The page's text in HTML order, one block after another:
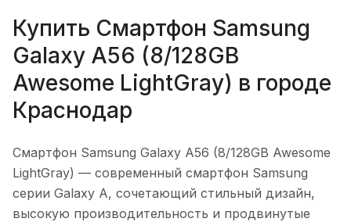
Купить Смартфон Samsung
Galaxy A56 (8/128GB
Awesome LightGray) в городе
Краснодар
Смартфон Samsung Galaxy A56 (8/128GB Awesome
LightGray) — современный смартфон Samsung
серии Galaxy A, сочетающий стильный дизайн,
высокую производительность и продвинутые